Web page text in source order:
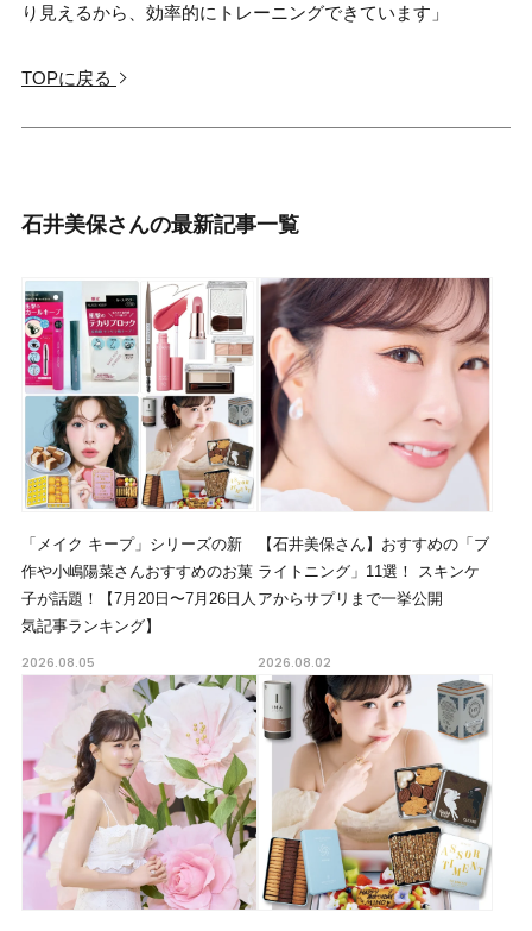
り見えるから、効率的にトレーニングできています」
TOPに戻る
石井美保さんの最新記事一覧
「メイク キープ」シリーズの新
作や小嶋陽菜さんおすすめのお菓
子が話題！【7月20日〜7月26日人
気記事ランキング】
2026.08.05
【石井美保さん】おすすめの「ブ
ライトニング」11選！ スキンケ
アからサプリまで一挙公開
2026.08.02